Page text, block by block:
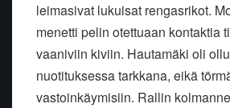
leimasivat lukuisat rengasrikot.
menetti pelin otettuaan kontaktia
vaaniviin kiviin. Hautamäki oli
nuotituksessa tarkkana, eikä
vastoinkäymisiin. Rallin